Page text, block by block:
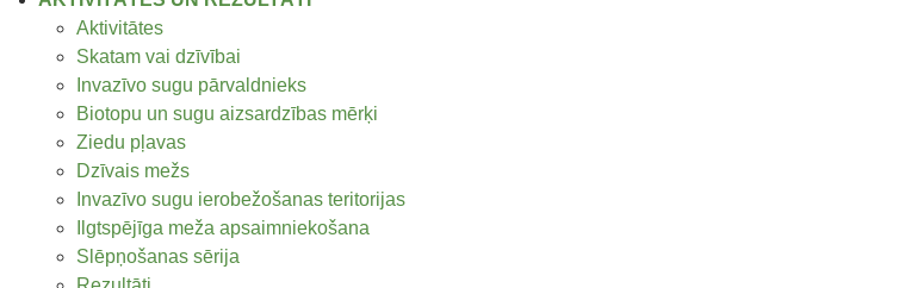
Aktivitātes
Skatam vai dzīvībai
Invazīvo sugu pārvaldnieks
Biotopu un sugu aizsardzības mērķi
Ziedu pļavas
Dzīvais mežs
Invazīvo sugu ierobežošanas teritorijas
Ilgtspējīga meža apsaimniekošana
Slēpņošanas sērija